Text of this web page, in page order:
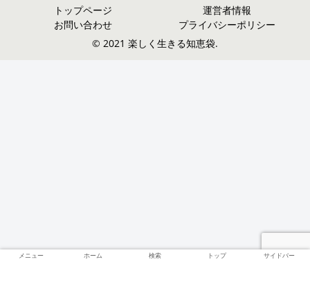
トップページ
運営者情報
お問い合わせ
プライバシーポリシー
© 2021 楽しく生きる知恵袋.
メニュー ホーム 検索 トップ サイドバー